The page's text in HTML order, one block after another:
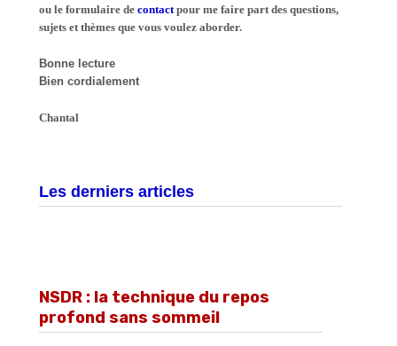
ou le formulaire decontact pour me faire part des questions,
sujets et thèmes que vous voulez aborder.
Bonne lecture
Bien cordialement
Chantal
Les derniers articles
NSDR : la technique du repos
profond sans sommeil